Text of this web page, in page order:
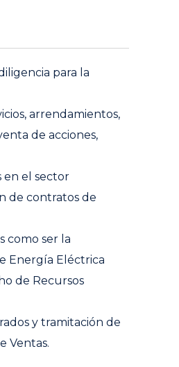
para la
arrendamientos,
de acciones,
en el sector
de contratos de
como ser la
Energía Eléctrica
de Recursos
y tramitación de
Ventas.